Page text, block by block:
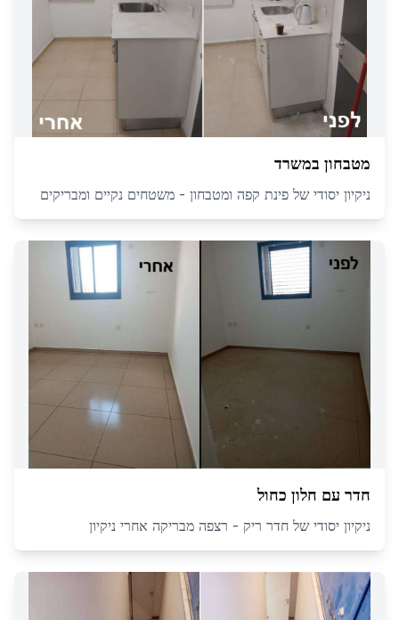
מטבחון במשרד
ניקיון יסודי של פינת קפה ומטבחון - משטחים נקיים ומבריקים
חדר עם חלון כחול
ניקיון יסודי של חדר ריק - רצפה מבריקה אחרי ניקיון